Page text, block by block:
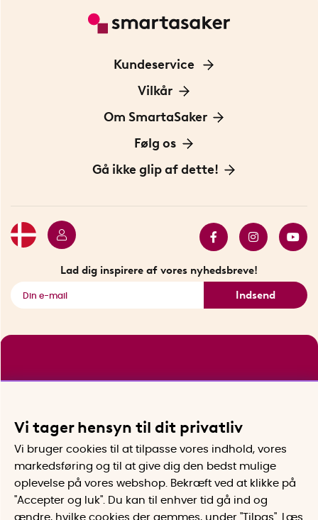
Kundeservice
Kontakt os
Vilkår
Information om cookies
Privatlivspolitik
Om SmartaSaker
Om os
Vores historie
Følg os
Opfindere
Gå ikke glip af dette!
Lad dig inspirere af vores nyhedsbreve!
Indsend
Vi tager hensyn til dit privatliv
Vi bruger cookies til at tilpasse vores indhold, vores
markedsføring og til at give dig den bedst mulige
oplevelse på vores webshop. Bekræft ved at klikke på
"Accepter og luk". Du kan til enhver tid gå ind og
ændre, hvilke cookies der gemmes, under "Tilpas". Læs